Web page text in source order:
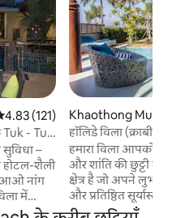
रेटिंग 5 में से 4.83, 121 समीक्षाएँ
4.83 (121)
Tuk - Tuk
–
होटल-शैली
में
सेवा के
Khaothong
में कोठी
हॉलिडे विला (क्राबी
विला!)
हमारा विला आपको
और शांति की छुट्टी
क्षेत्र है जो अपने
और प्रतिष्ठित सूर्यास्त
यह हांगकांग द्वीप के